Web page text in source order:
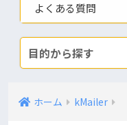
よくある質問
目的から探す
ホーム kMailer